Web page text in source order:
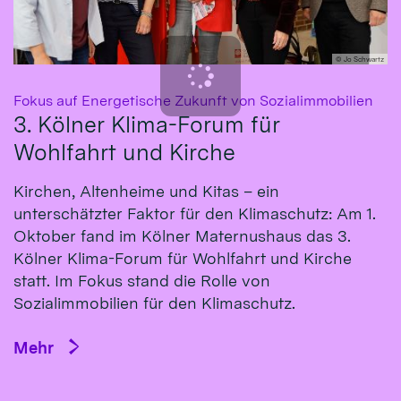
© Jo Schwartz
Fokus auf Energetische Zukunft von Sozialimmobilien
3. Kölner Klima-Forum für
Wohlfahrt und Kirche
Kirchen, Altenheime und Kitas – ein
unterschätzter Faktor für den Klimaschutz: Am 1.
Oktober fand im Kölner Maternushaus das 3.
Kölner Klima-Forum für Wohlfahrt und Kirche
statt. Im Fokus stand die Rolle von
Sozialimmobilien für den Klimaschutz.
Mehr